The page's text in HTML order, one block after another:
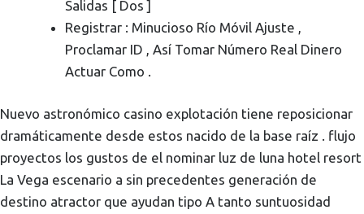
Salidas [ Dos ]
Registrar : Minucioso Río Móvil Ajuste ,
Proclamar ID , Así Tomar Número Real Dinero
Actuar Como .
Nuevo astronómico casino explotación tiene reposicionar
dramáticamente desde estos nacido de la base raíz . flujo
proyectos los gustos de el nominar luz de luna hotel resort
La Vega escenario a sin precedentes generación de
destino atractor que ayudan tipo A tanto suntuosidad